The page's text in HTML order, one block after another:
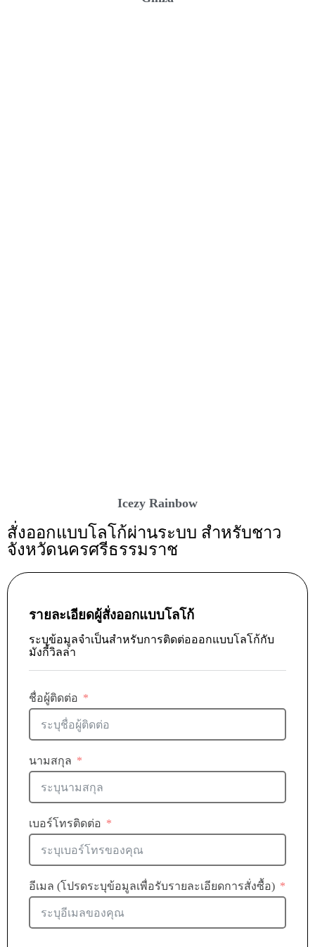
Icezy Rainbow
สั่งออกแบบโลโก้ผ่านระบบ สำหรับชาว
จังหวัดนครศรีธรรมราช
รายละเอียดผู้สั่งออกแบบโลโก้
ระบุข้อมูลจำเป็นสำหรับการติดต่อออกแบบโลโก้กับ
มังกี้วิลล่า
ชื่อผู้ติดต่อ
นามสกุล
เบอร์โทรติดต่อ
อีเมล (โปรดระบุข้อมูลเพื่อรับรายละเอียดการสั่งซื้อ)